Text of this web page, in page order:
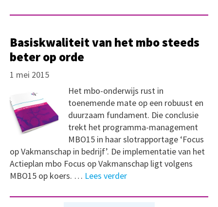
Basiskwaliteit van het mbo steeds
beter op orde
1 mei 2015
Het mbo-onderwijs rust in
toenemende mate op een robuust en
duurzaam fundament. Die conclusie
trekt het programma-management
MBO15 in haar slotrapportage ‘Focus
op Vakmanschap in bedrijf’. De implementatie van het
Actieplan mbo Focus op Vakmanschap ligt volgens
MBO15 op koers. … Lees verder